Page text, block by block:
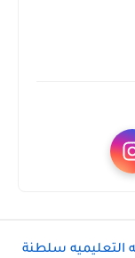
التعليميه سلطنة